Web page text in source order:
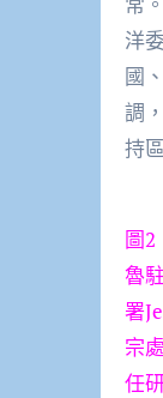
洋
國
調
持
圖2
魯
署
宗
任